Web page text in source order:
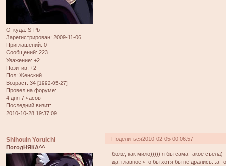
Откуда: S-Pb
Зарегистрирован: 2009-11-06
Приглашений: 0
Сообщений: 223
Уважение: +2
Позитив: +2
Пол: Женский
Возраст: 34 [1992-05-27]
Провел на форуме:
4 дня 7 часов
Последний визит:
2010-10-28 19:37:09
Поделиться2010-02-05 00:06:57
Shihouin Yoruichi
ПогодНЯКА^^
боже, как мило))))) я бы сама такое съела)
да, главное что бы хотя бы не дрались...а